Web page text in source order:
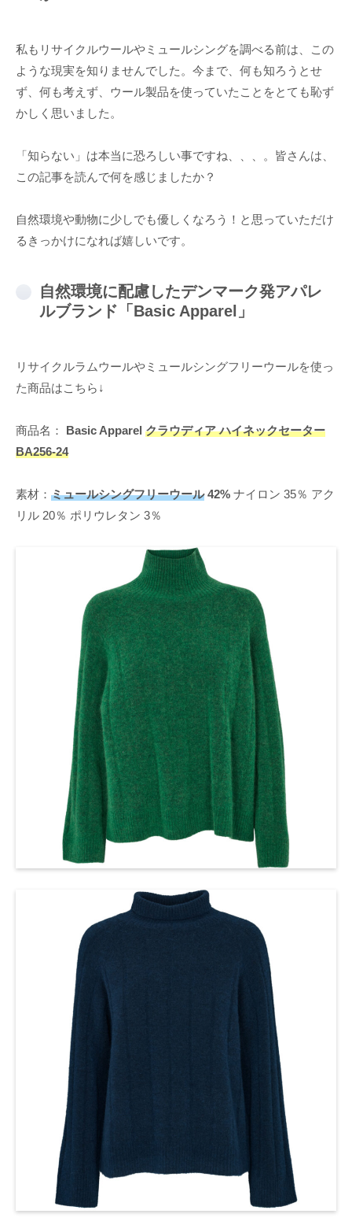
私もリサイクルウールやミュールシングを調べる前は、この
ような現実を知りませんでした。今まで、何も知ろうとせ
ず、何も考えず、ウール製品を使っていたことをとても恥ず
かしく思いました。
「知らない」は本当に恐ろしい事ですね、、、。皆さんは、
この記事を読んで何を感じましたか？
自然環境や動物に少しでも優しくなろう！と思っていただけ
るきっかけになれば嬉しいです。
自然環境に配慮したデンマーク発アパレ
ルブランド「Basic Apparel」
リサイクルラムウールやミュールシングフリーウールを使っ
た商品はこちら↓
商品名： Basic Apparel クラウディア ハイネックセーター
BA256-24
素材： ミュールシングフリーウール42% ナイロン 35％ アク
リル 20％ ポリウレタン 3％